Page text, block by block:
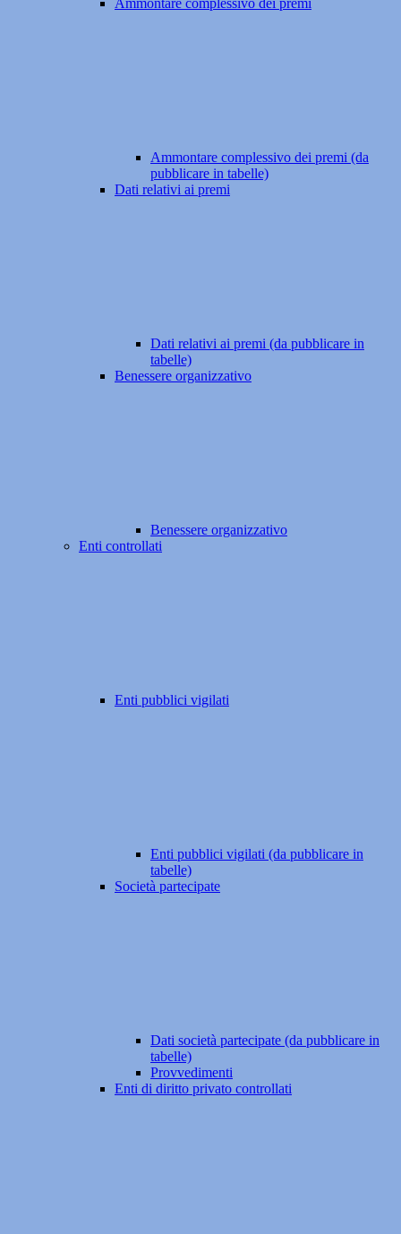
Ammontare complessivo dei premi
Ammontare complessivo dei premi (da
pubblicare in tabelle)
Dati relativi ai premi
Dati relativi ai premi (da pubblicare in
tabelle)
Benessere organizzativo
Benessere organizzativo
Enti controllati
Enti pubblici vigilati
Enti pubblici vigilati (da pubblicare in
tabelle)
Società partecipate
Dati società partecipate (da pubblicare in
tabelle)
Provvedimenti
Enti di diritto privato controllati